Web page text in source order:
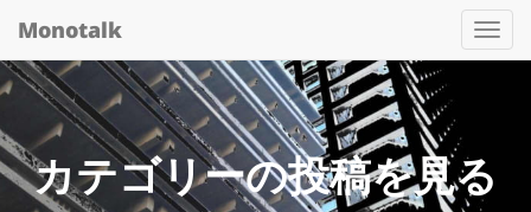
Monotalk
カテゴリーの投稿を見る